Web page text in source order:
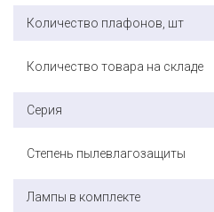
Количество плафонов, шт
Количество товара на складе
Серия
Степень пылевлагозащиты
Лампы в комплекте